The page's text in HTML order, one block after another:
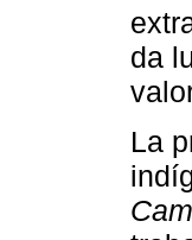
da
La